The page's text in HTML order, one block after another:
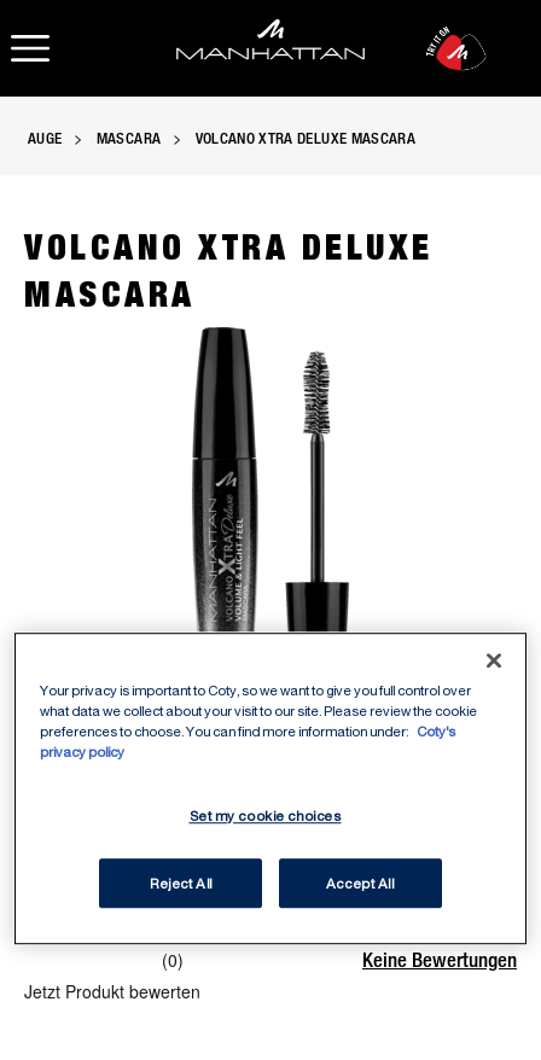
OPEN NAVIGATION
AUGE MASCARA VOLCANO XTRA DELUXE MASCARA
VOLCANO XTRA DELUXE
MASCARA
1010Z - Black
(0)
Jetzt Produkt bewerten
Keine Bewertungen
Your privacy is important to Coty, so we want to give you full control over
what data we collect about your visit to our site. Please review the cookie
preferences to choose. You can find more information under:
Coty's
privacy policy
Set my cookie choices
Reject All Accept All